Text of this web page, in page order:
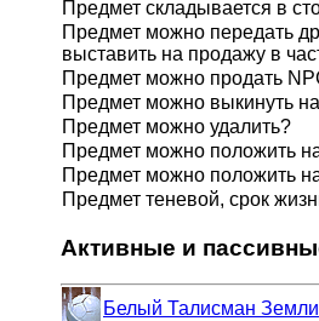
Предмет складывается в
Предмет можно передать
выставить на продажу в
Предмет можно продать
Предмет можно выкинуть
Предмет можно удалить?
Предмет можно положить
Предмет можно положить
Предмет теневой, срок
Активные и
Белый Талисман Земли